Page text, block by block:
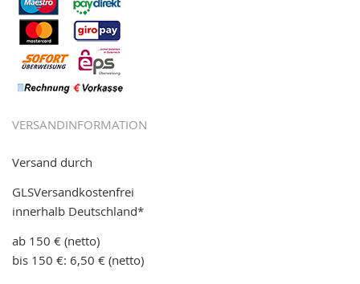
VERSANDINFORMATION
Versand durch
GLSVersandkostenfrei
innerhalb Deutschland*
ab 150 € (netto)
bis 150 €: 6,50 € (netto)